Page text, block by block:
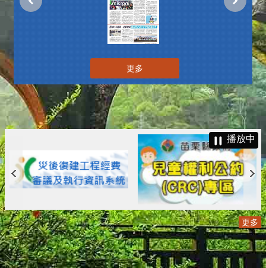
更多
播放中
更多